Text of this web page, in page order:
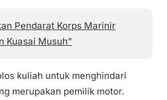
Pendarat Korps Marinir
Kuasai Musuh”
kuliah untuk menghindari
merupakan pemilik motor.